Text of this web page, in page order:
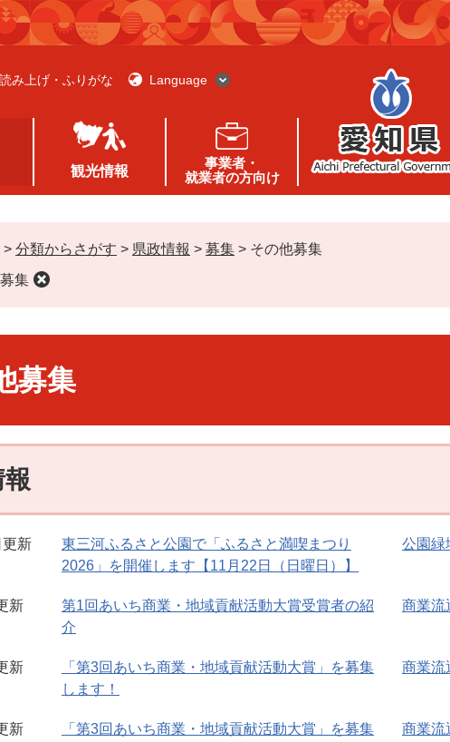
読み上げ・ふりがな Language
観光情報
事業者・
就業者の方向け
> 分類からさがす > 県政情報 > 募集 > その他募集
集
募集
新
東三河ふるさと公園で「ふるさと満喫まつり
2026」を開催します【11月22日（日曜日）】
公園緑
新
第1回あいち商業・地域貢献活動大賞受賞者の紹
介
商業流
新
「第3回あいち商業・地域貢献活動大賞」を募集
します！
商業流
新
「第3回あいち商業・地域貢献活動大賞」を募集
商業流